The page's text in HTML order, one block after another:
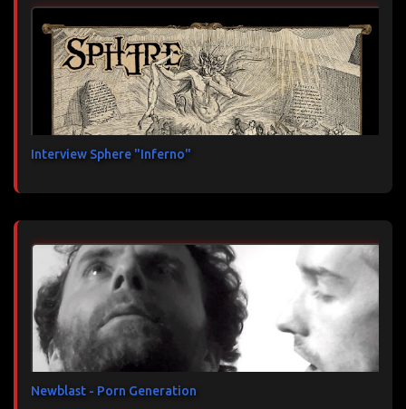
Interview Sphere "Inferno"
Newblast - Porn Generation